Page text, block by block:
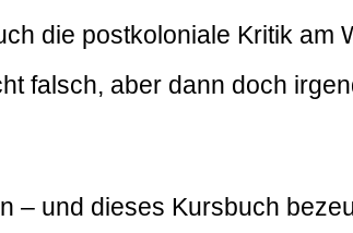
die postkoloniale Kritik am
falsch, aber dann doch
– und dieses Kursbuch